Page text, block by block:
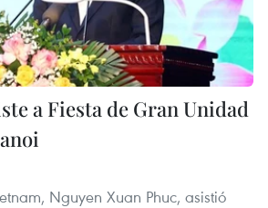
a Fiesta de Gran Unidad
Nguyen Xuan Phuc, asistió